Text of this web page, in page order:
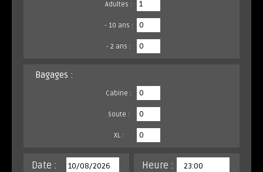
Adultes :
- 10 ans :
- 2 ans :
Bagages :
Cabine :
Soute :
XL :
Date : Heure :